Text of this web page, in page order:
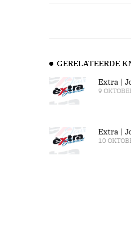
GERELATEERDE
Extra |
9
Extra |
10